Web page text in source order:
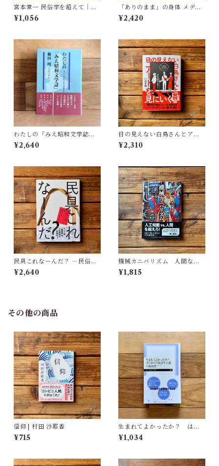
宮本常一 民俗学を超えて｜木
村 哲也
¥1,056
「ありのまま」の身体 メディ
アが描く私の見た目 | 藤嶋 陽
子(著)
¥2,420
わたしの「みえ昭和文学誌」 |
藤田 明
¥2,640
目の見えない白鳥さんとアー
トを見にいく | 川内 有緒
¥2,310
民具これなーんだ？ ―民俗学
者・宮本常一が美術大学に遺
した民具コレクション | 加藤幸
¥2,640
機械カニバリズム 人間なき
あとの人類学へ｜久保 明教
¥1,815
その他の商品
信仰 | 村田 沙耶香
¥715
生まれてよかったか？ はじ
めての反出生主義 | 小島 和男
¥1,034